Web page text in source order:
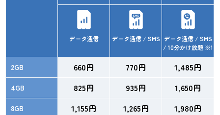
データ通信 データ通信 / SMS データ通信 / SMS
/ 10分かけ放題 ※1
2GB 660円 770円 1,485円
4GB 825円 935円 1,650円
8GB 1,155円 1,265円 1,980円